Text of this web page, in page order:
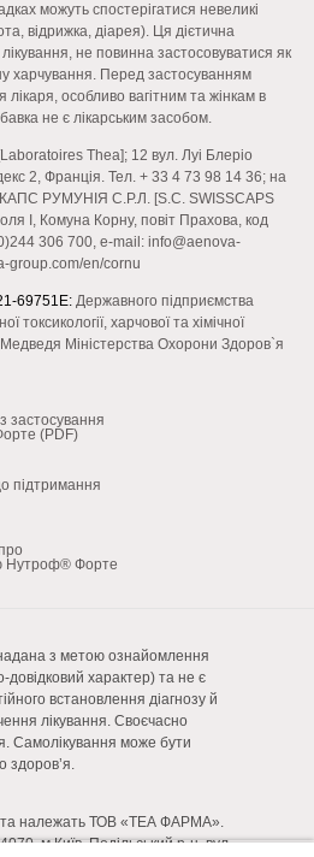
можуть спостерігатися невеликі
відрижка, діарея). Ця дієтична
не повинна застосовуватися як
харчування. Перед застосуванням
особливо вагітним та жінкам в
не є лікарським засобом.
Thea]; 12 вул. Луі Блеріо
2, Франція. Тел. + 33 4 73 98 14 36; на
РУМУНІЯ С.Р.Л. [S.C. SWISSCAPS
I, Комуна Корну, повіт Прахова, код
306 700, e-mail: info@aenova-
group.com/en/cornu
69751Е: Державного підприємства
токсикології, харчової та хімічної
Медведя Міністерства Охорони Здоров`я
застосування
(PDF)
підтримання
Нутроф® Форте
з метою ознайомлення
довідковий характер) та не є
встановлення діагнозу й
лікування. Своєчасно
Самолікування може бути
здоров’я.
та належать ТОВ «ТЕА ФАРМА».
м Київ, Подільський р-н, вул.